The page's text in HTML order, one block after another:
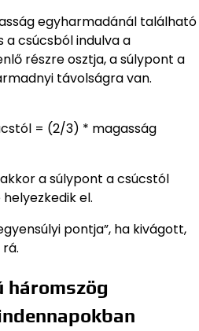
egyharmadánál található
a csúcsból indulva a
részre osztja, a súlypont a
távolságra van.
= (2/3) * magasság
a súlypont a csúcstól
el.
pontja”, ha kivágott,
háromszög